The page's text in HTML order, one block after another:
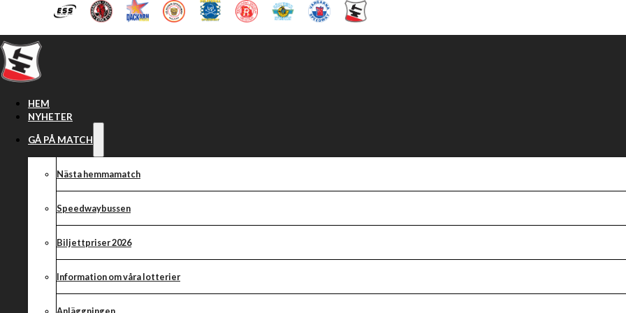
Hoppa till huvudinnehåll Hoppa till sidfot
HEM
NYHETER
GÅ PÅ MATCH
Nästa hemmamatch
Speedwaybussen
Biljettpriser 2026
Information om våra lotterier